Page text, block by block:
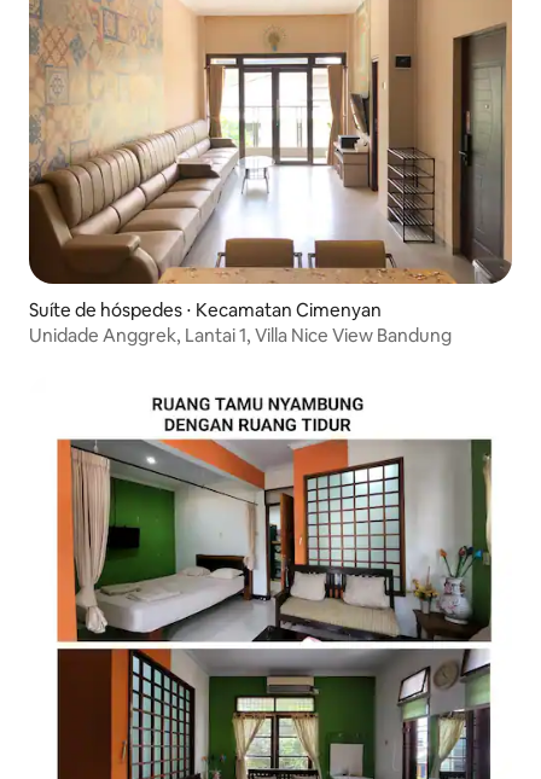
Suíte de hóspedes ⋅ Kecamatan Cimenyan
Unidade Anggrek, Lantai 1, Villa Nice View Bandung